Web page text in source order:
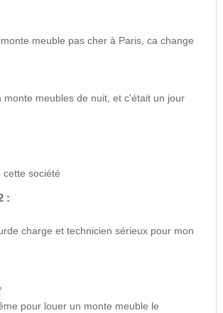
meuble pas cher à Paris, ca change
monte meubles de nuit, et c'était un jour
société
:
charge et technicien sérieux pour mon
pour louer un monte meuble le